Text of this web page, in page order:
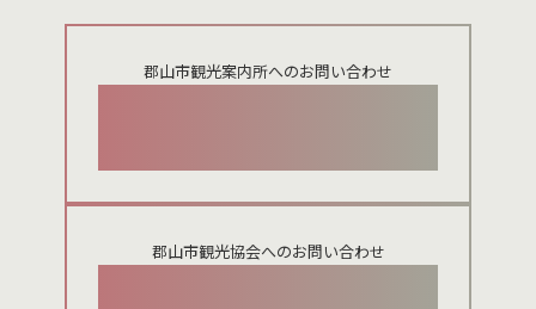
郡山市観光案内所へのお問い合わせ
郡山市観光協会へのお問い合わせ